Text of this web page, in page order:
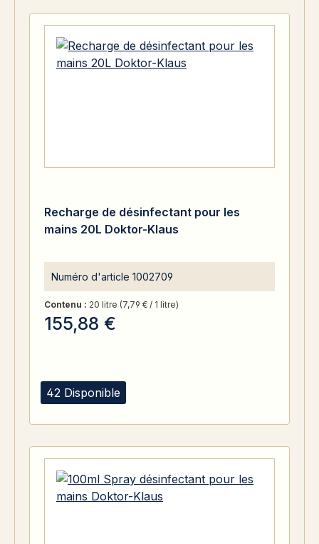
42 Disponible
Recharge de désinfectant pour les
mains 20L Doktor-Klaus
Numéro d'article 1002709
Contenu : 20 litre (7,79 € / 1 litre)
155,88 €